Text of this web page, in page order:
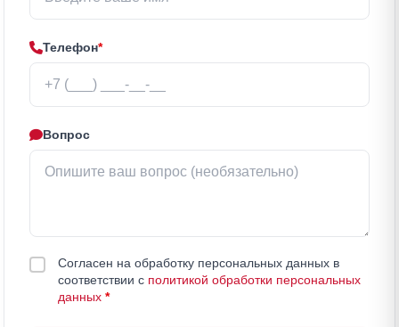
Телефон*
Вопрос
Согласен на обработку персональных данных в
соответствии с политикой обработки персональных
данных *